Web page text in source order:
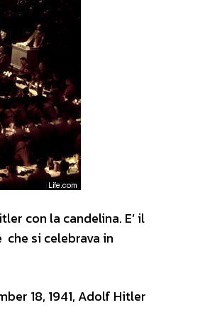
con la candelina. E’ il
si celebrava in
18, 1941, Adolf Hitler